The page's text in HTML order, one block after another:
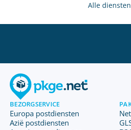
Alle diensten
BEZORGSERVICE
Europa postdiensten
Azië postdiensten